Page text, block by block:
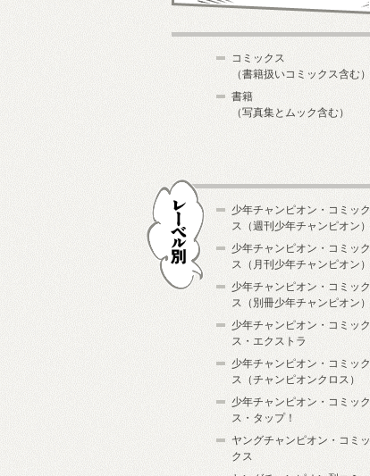
コミックス
（書籍扱いコミックス含む）
書籍
（写真集とムック含む）
少年チャンピオン・コミック
ス（週刊少年チャンピオン）
少年チャンピオン・コミック
ス（月刊少年チャンピオン）
少年チャンピオン・コミック
ス（別冊少年チャンピオン）
少年チャンピオン・コミック
ス・エクストラ
少年チャンピオン・コミック
ス（チャンピオンクロス）
少年チャンピオン・コミック
ス・タップ！
ヤングチャンピオン・コミッ
クス